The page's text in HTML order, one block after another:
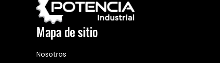
Mapa de sitio
Nosotros